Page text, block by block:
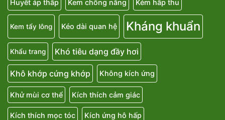
Huyết áp thấp Kem chống nắng Kém hấp thu
Kem tẩy lông Kéo dài quan hệ Kháng khuẩn
Khẩu trang Khó tiêu dạng đầy hơi
Khô khớp cứng khớp Không kích ứng
Khử mùi cơ thể Kích thích cảm giác
Kích thích mọc tóc Kích ứng hô hấp